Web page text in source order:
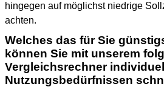
hingegen auf möglichst niedrige
achten.
Welches das für Sie
können Sie mit unserem
Vergleichsrechner
Nutzungsbedürfnissen